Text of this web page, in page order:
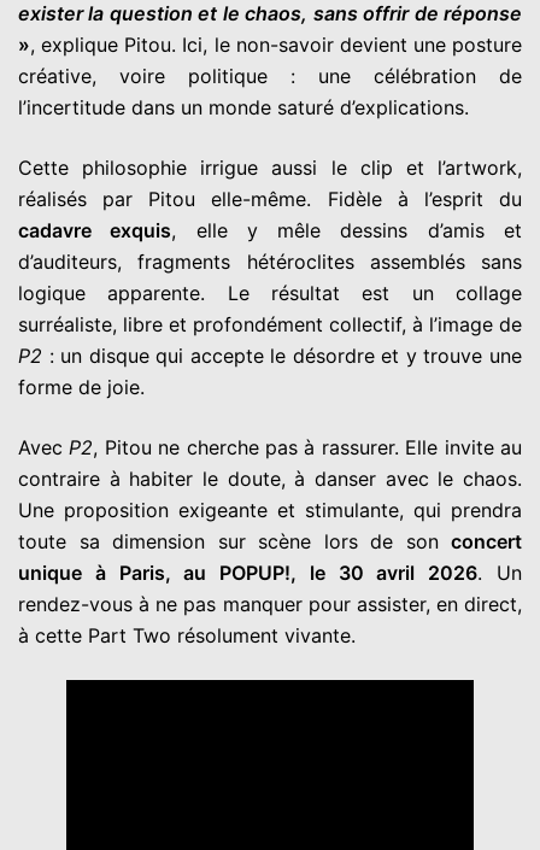
exister la question et le chaos, sans offrir de réponse
», explique Pitou. Ici, le non-savoir devient une posture
créative, voire politique : une célébration de
l’incertitude dans un monde saturé d’explications.
Cette philosophie irrigue aussi le clip et l’artwork,
réalisés par Pitou elle-même. Fidèle à l’esprit du
cadavre exquis, elle y mêle dessins d’amis et
d’auditeurs, fragments hétéroclites assemblés sans
logique apparente. Le résultat est un collage
surréaliste, libre et profondément collectif, à l’image de
P2 : un disque qui accepte le désordre et y trouve une
forme de joie.
AvecP2, Pitou ne cherche pas à rassurer. Elle invite au
contraire à habiter le doute, à danser avec le chaos.
Une proposition exigeante et stimulante, qui prendra
toute sa dimension sur scène lors de son concert
unique à Paris, au POPUP!, le 30 avril 2026. Un
rendez-vous à ne pas manquer pour assister, en direct,
à cette Part Two résolument vivante.